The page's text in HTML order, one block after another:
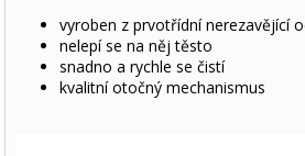
vyroben z prvotřídní nerezavějící
nelepí se na něj těsto
snadno a rychle se čistí
kvalitní otočný mechanismus